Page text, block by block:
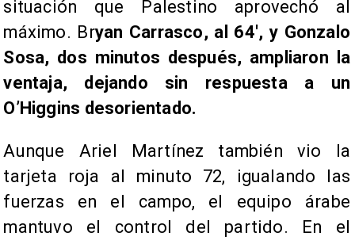
situación que Palestino aprovechó al
máximo. Bryan Carrasco, al 64', y Gonzalo
Sosa, dos minutos después, ampliaron la
ventaja, dejando sin respuesta a un
O’Higgins desorientado.
Aunque Ariel Martínez también vio la
tarjeta roja al minuto 72, igualando las
fuerzas en el campo, el equipo árabe
mantuvo el control del partido. En el